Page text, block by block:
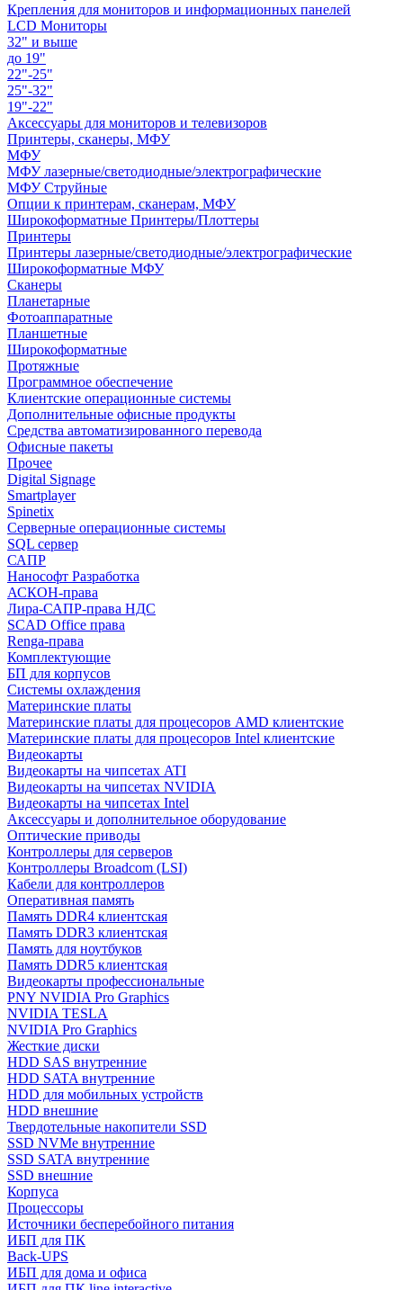
Крепления для мониторов и информационных панелей
LCD Мониторы
32" и выше
до 19"
22"-25"
25"-32"
19"-22"
Аксессуары для мониторов и телевизоров
Принтеры, сканеры, МФУ
МФУ
МФУ лазерные/светодиодные/электрографические
МФУ Струйные
Опции к принтерам, сканерам, МФУ
Широкоформатные Принтеры/Плоттеры
Принтеры
Принтеры лазерные/светодиодные/электрографические
Широкоформатные МФУ
Сканеры
Планетарные
Фотоаппаратные
Планшетные
Широкоформатные
Протяжные
Программное обеспечение
Клиентские операционные системы
Дополнительные офисные продукты
Средства автоматизированного перевода
Офисные пакеты
Прочее
Digital Signage
Smartplayer
Spinetix
Серверные операционные системы
SQL сервер
САПР
Нанософт Разработка
АСКОН-права
Лира-САПР-права НДС
SCAD Office права
Renga-права
Комплектующие
БП для корпусов
Системы охлаждения
Материнские платы
Материнские платы для процесоров AMD клиентские
Материнские платы для процесоров Intel клиентские
Видеокарты
Видеокарты на чипсетах ATI
Видеокарты на чипсетах NVIDIA
Видеокарты на чипсетах Intel
Аксессуары и дополнительное оборудование
Оптические приводы
Контроллеры для серверов
Контроллеры Broadcom (LSI)
Кабели для контроллеров
Оперативная память
Память DDR4 клиентская
Память DDR3 клиентская
Память для ноутбуков
Память DDR5 клиентская
Видеокарты профессиональные
PNY NVIDIA Pro Graphics
NVIDIA TESLA
NVIDIA Pro Graphics
Жесткие диски
HDD SAS внутренние
HDD SATA внутренние
HDD для мобильных устройств
HDD внешние
Твердотельные накопители SSD
SSD NVMe внутренние
SSD SATA внутренние
SSD внешние
Корпуса
Процессоры
Источники бесперебойного питания
ИБП для ПК
Back-UPS
ИБП для дома и офиса